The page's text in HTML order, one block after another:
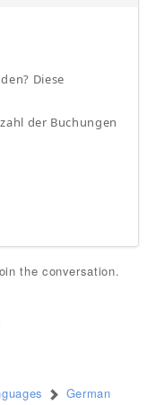
Diese
der Buchungen
the conversation.
German